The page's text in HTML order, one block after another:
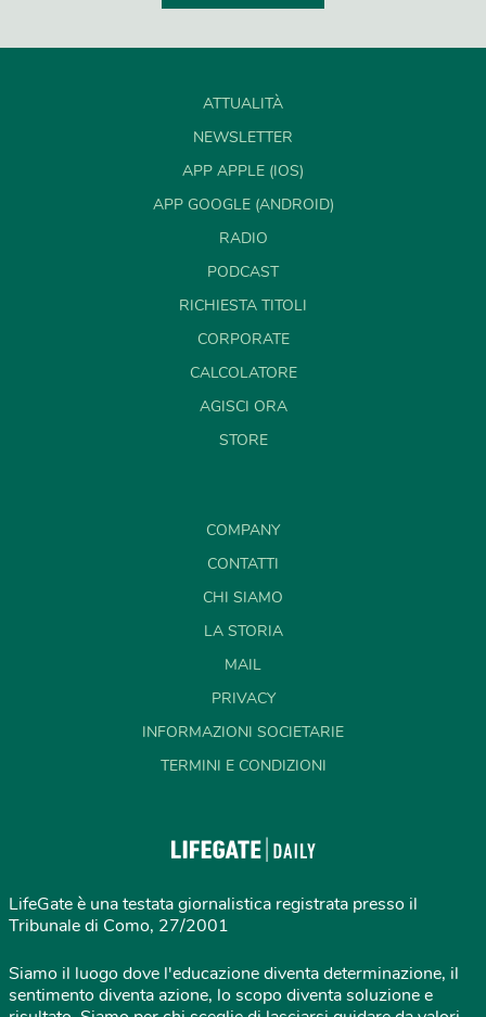
ATTUALITÀ
NEWSLETTER
APP APPLE (IOS)
APP GOOGLE (ANDROID)
RADIO
PODCAST
RICHIESTA TITOLI
CORPORATE
CALCOLATORE
AGISCI ORA
STORE
COMPANY
CONTATTI
CHI SIAMO
LA STORIA
MAIL
PRIVACY
INFORMAZIONI SOCIETARIE
TERMINI E CONDIZIONI
LifeGate è una testata giornalistica registrata presso il
Tribunale di Como, 27/2001
Siamo il luogo dove l'educazione diventa determinazione, il
sentimento diventa azione, lo scopo diventa soluzione e